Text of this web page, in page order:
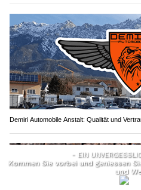
Demiri Automobile Anstalt: Qualität und